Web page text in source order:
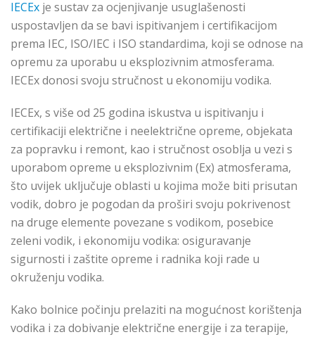
IECEx je sustav za ocjenjivanje usuglašenosti
uspostavljen da se bavi ispitivanjem i certifikacijom
prema IEC, ISO/IEC i ISO standardima, koji se odnose na
opremu za uporabu u eksplozivnim atmosferama.
IECEx donosi svoju stručnost u ekonomiju vodika.
IECEx, s više od 25 godina iskustva u ispitivanju i
certifikaciji električne i neelektrične opreme, objekata
za popravku i remont, kao i stručnost osoblja u vezi s
uporabom opreme u eksplozivnim (Ex) atmosferama,
što uvijek uključuje oblasti u kojima može biti prisutan
vodik, dobro je pogodan da proširi svoju pokrivenost
na druge elemente povezane s vodikom, posebice
zeleni vodik, i ekonomiju vodika: osiguravanje
sigurnosti i zaštite opreme i radnika koji rade u
okruženju vodika.
Kako bolnice počinju prelaziti na mogućnost korištenja
vodika i za dobivanje električne energije i za terapije,